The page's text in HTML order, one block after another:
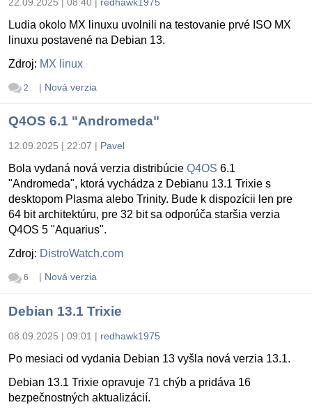
Ludia okolo MX linuxu uvolnili na testovanie prvé ISO MX
linuxu postavené na Debian 13.
Zdroj: MX linux
2 | Nová verzia
Q4OS 6.1 "Andromeda"
12.09.2025 | 22:07 | Pavel
Bola vydaná nová verzia distribúcie Q4OS 6.1
"Andromeda", ktorá vychádza z Debianu 13.1 Trixie s
desktopom Plasma alebo Trinity. Bude k dispozícii len pre
64 bit architektúru, pre 32 bit sa odporúča staršia verzia
Q4OS 5 "Aquarius".
Zdroj: DistroWatch.com
6 | Nová verzia
Debian 13.1 Trixie
08.09.2025 | 09:01 | redhawk1975
Po mesiaci od vydania Debian 13 vyšla nová verzia 13.1.
Debian 13.1 Trixie opravuje 71 chýb a pridáva 16
bezpečnostných aktualizácií.